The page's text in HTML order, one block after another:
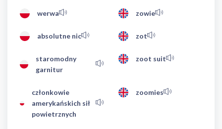
werwa zowie
absolutne nic zot
staromodny
garnitur
zoot suit
członkowie
amerykańskich sił
powietrznych
zoomies